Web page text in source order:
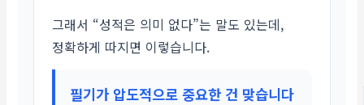
그래서 “성적은 의미 없다”는 말도 있는데,
정확하게 따지면 이렇습니다.
필기가 압도적으로 중요한 건 맞습니다